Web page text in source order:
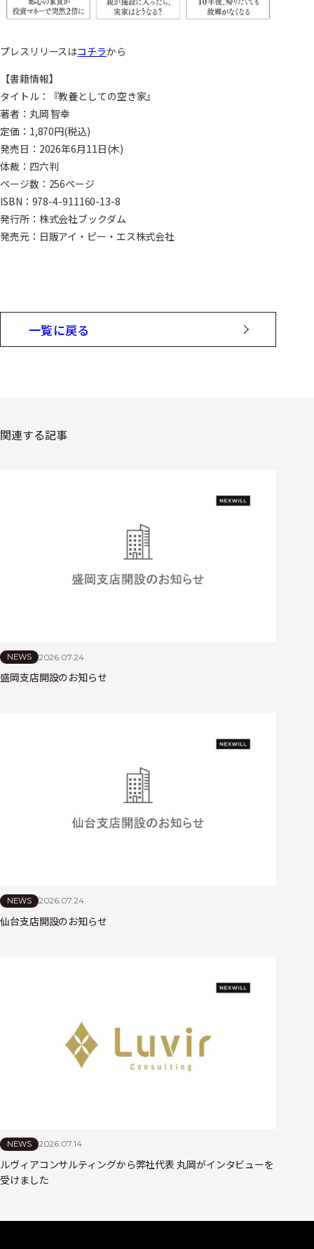
プレスリリースはコチラから
【書籍情報】
タイトル：『教養としての空き家』
著者：丸岡 智幸
定価：1,870円(税込)
発売日：2026年6月11日(木)
体裁：四六判
ページ数：256ページ
ISBN：978-4-911160-13-8
発行所：株式会社ブックダム
発売元：日販アイ・ピー・エス株式会社
一覧に戻る
関連する記事
NEWS 2026.07.24
盛岡支店開設のお知らせ
NEWS 2026.07.24
仙台支店開設のお知らせ
NEWS 2026.07.14
ルヴィアコンサルティングから弊社代表 丸岡がインタビューを
受けました